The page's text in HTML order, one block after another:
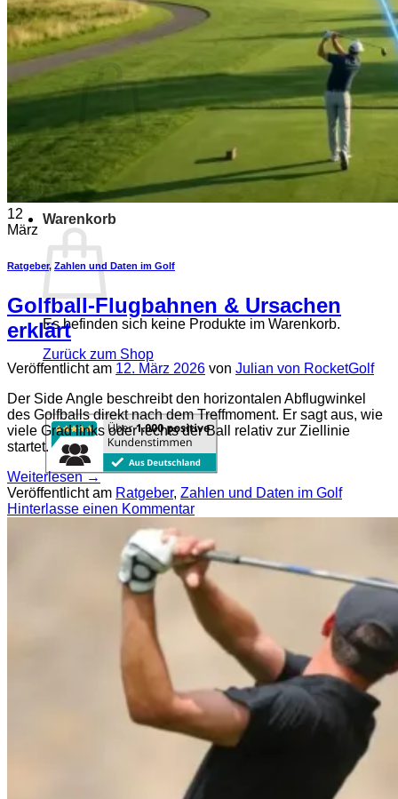
0,00€
Es befinden sich keine Produkte im Warenkorb.
Zurück zum Shop
Warenkorb
Es befinden sich keine Produkte im Warenkorb.
Zurück zum Shop
12
März
Ratgeber, Zahlen und Daten im Golf
Golfball-Flugbahnen & Ursachen
erklärt
Veröffentlicht am 12. März 2026 von Julian von RocketGolf
Der Side Angle beschreibt den horizontalen Abflugwinkel
des Golfballs direkt nach dem Treffmoment. Er sagt aus, wie
viele Grad links oder rechts der Ball relativ zur Ziellinie
startet.
Weiterlesen→
Veröffentlicht am Ratgeber, Zahlen und Daten im Golf
Hinterlasse einen Kommentar